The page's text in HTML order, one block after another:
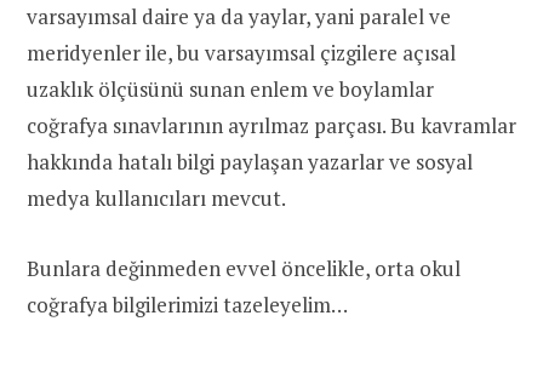
varsayımsal daire ya da yaylar, yani paralel ve
meridyenler ile, bu varsayımsal çizgilere açısal
uzaklık ölçüsünü sunan enlem ve boylamlar
coğrafya sınavlarının ayrılmaz parçası. Bu kavramlar
hakkında hatalı bilgi paylaşan yazarlar ve sosyal
medya kullanıcıları mevcut.
Bunlara değinmeden evvel öncelikle, orta okul
coğrafya bilgilerimizi tazeleyelim…